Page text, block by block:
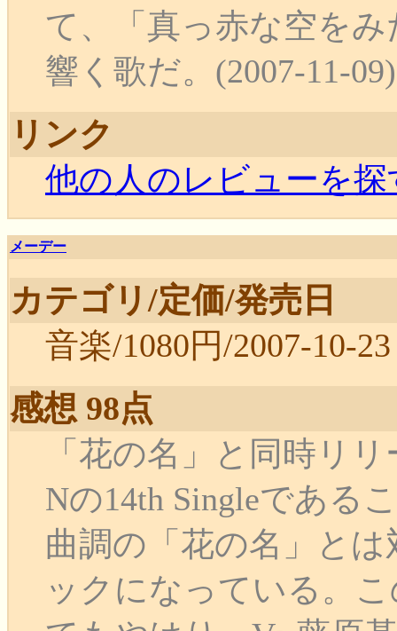
て、「真っ赤な空を
響く歌だ。(2007-11-09)
リンク
他の人のレビューを探
メーデー
カテゴリ/定価/発売日
音楽/1080円/2007-10-23
感想 98点
「花の名」と同時リ
Nの14th Singleである
曲調の「花の名」と
ックになっている。